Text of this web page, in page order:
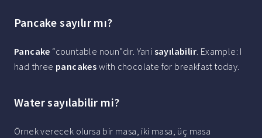
Pancake sayılır mı?
Pancake “countable noun”dır. Yani sayılabilir. Example: I
had three pancakes with chocolate for breakfast today.
Water sayılabilir mi?
Örnek verecek olursa bir masa, iki masa, üç masa